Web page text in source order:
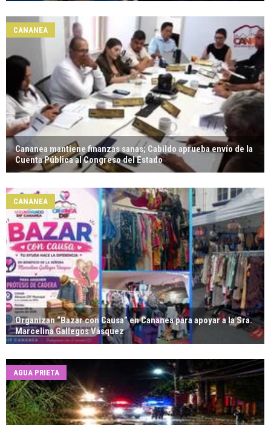
Cananea mantiene finanzas sanas; Cabildo aprueba envío de la
Cuenta Pública al Congreso del Estado
CANANEA
Organizan “Bazar con Causa” en Cananea para apoyar a la Sra.
Marcelina Gallegos Vásquez
CANANEA
AGUA PRIETA